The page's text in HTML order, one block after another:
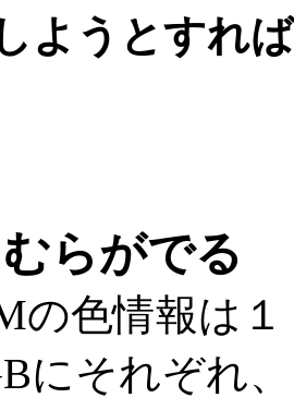
ようとすれ
らがでる
色情報は１
にそれぞれ